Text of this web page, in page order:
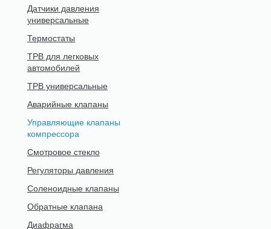
Датчики давления
универсальные
Термостаты
ТРВ для легковых
автомобилей
ТРВ универсальные
Аварийные клапаны
Управляющие клапаны
компрессора
Смотровое стекло
Регуляторы давления
Соленоидные клапаны
Обратные клапана
Диафрагма